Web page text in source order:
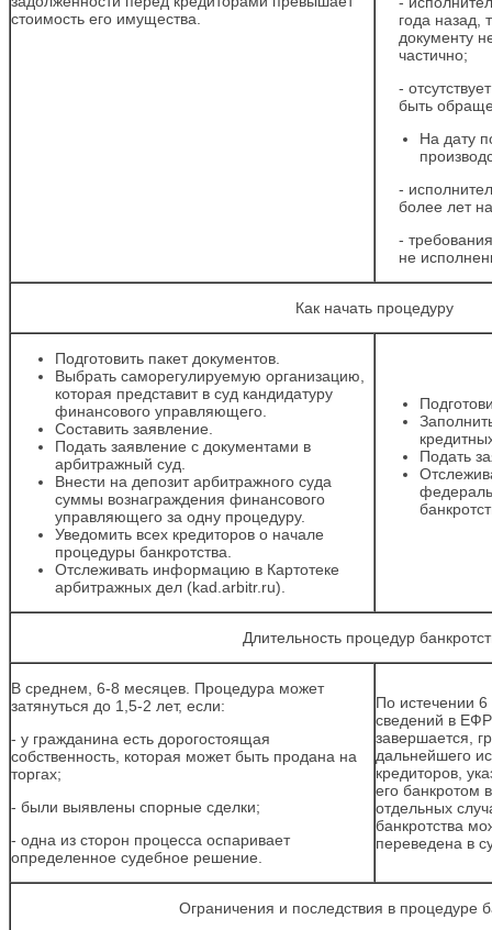
стоимость его имущества.
года назад,
документу
частично;
-
быть
На дату
-
более лет
-
не
Как начать процедуру
Подготовить пакет документов.
Выбрать саморегулируемую организацию,
которая представит в суд кандидатуру
финансового управляющего.
Составить заявление.
Подать заявление с документами в
арбитражный суд.
Внести на депозит арбитражного суда
суммы вознаграждения финансового
управляющего за одну процедуру.
Уведомить всех кредиторов о начале
процедуры банкротства.
Отслеживать информацию в Картотеке
арбитражных дел (kad.arbitr.ru).
Подать
Длительность процедур
В среднем, 6-8 месяцев. Процедура может
затянуться до 1,5-2 лет, если:
- у гражданина есть дорогостоящая
собственность, которая может быть продана на
торгах;
- были выявлены спорные сделки;
- одна из сторон процесса оспаривает
определенное судебное решение.
По истечении
сведений в
завершается,
дальнейшего
кредиторов,
его банкротом
отдельных
банкротства
переведена в
Ограничения и последствия в процедуре